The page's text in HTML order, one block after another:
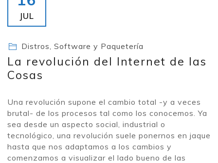
JUL
Distros, Software y Paquetería
La revolución del Internet de las
Cosas
Una revolución supone el cambio total -y a veces
brutal- de los procesos tal como los conocemos. Ya
sea desde un aspecto social, industrial o
tecnológico, una revolución suele ponernos en jaque
hasta que nos adaptamos a los cambios y
comenzamos a visualizar el lado bueno de las